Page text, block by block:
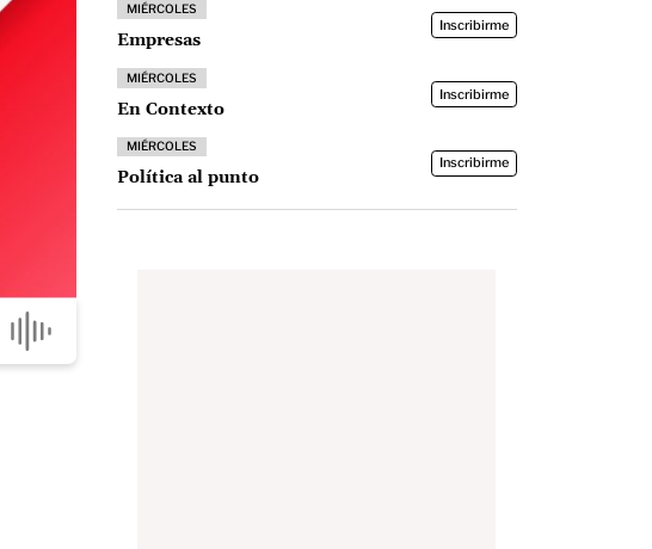
MIÉRCOLES
Empresas
Inscribirme
MIÉRCOLES
En Contexto
Inscribirme
MIÉRCOLES
Política al punto
Inscribirme